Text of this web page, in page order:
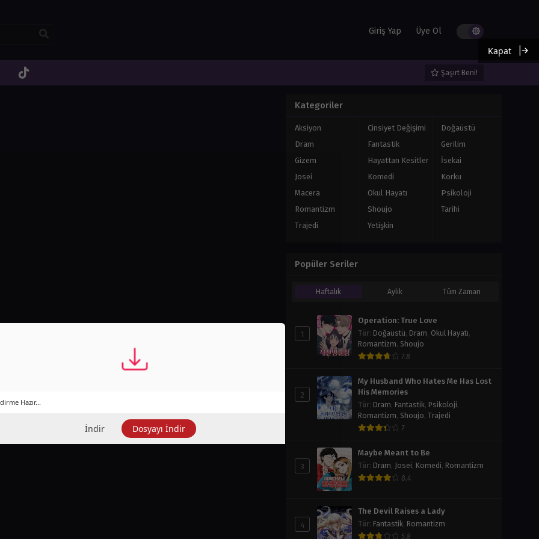
Giriş Yap Üye Ol
Şaşırt Beni!
Kategoriler
Aksiyon Cinsiyet Değişimi
Doğaüstü
Dram
Fantastik
Gerilim
Gizem
Hayattan Kesitler
İsekai
Josei
Komedi
Korku
Macera
Okul Hayatı
Psikoloji
Romantizm
Shoujo
Tarihi
Trajedi
Yetişkin
Popüler Seriler
Haftalık Aylık Tüm Zaman
1
Operation: True Love
Tür: Doğaüstü, Dram, Okul Hayatı,
Romantizm, Shoujo
7.8
2
My Husband Who Hates Me Has Lost
His Memories
Tür: Dram, Fantastik, Psikoloji,
Romantizm, Shoujo, Trajedi
7
3
Maybe Meant to Be
Tür: Dram, Josei, Komedi, Romantizm
8.4
4
The Devil Raises a Lady
Tür: Fantastik, Romantizm
5.8
Hazır...
İndir Dosyayı İndir
Kapat